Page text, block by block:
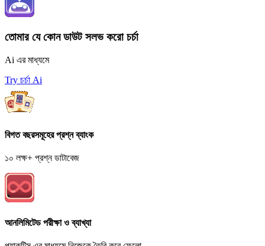
তোমার যে কোন ডাউট সলভ করো চর্চা
Ai এর মাধ্যমে
Try চর্চা Ai
বিগত বছরসমূহের প্রশ্ন ব্যাংক
১০ লক্ষ+ প্রশ্ন ডাটাবেজ
আনলিমিটেড পরীক্ষা ও ব্যাখ্যা